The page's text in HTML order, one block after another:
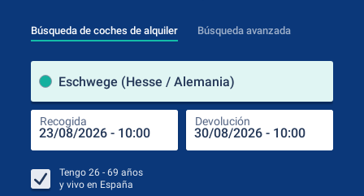
Búsqueda de coches de alquiler Búsqueda avanzada
Eschwege (Hesse / Alemania)
Recogida Devolución
Tengo 26 - 69 años
y vivo en España